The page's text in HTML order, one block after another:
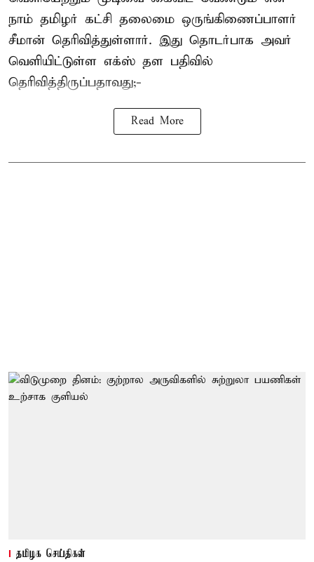
நாம் தமிழர் கட்சி தலைமை ஒருங்கிணைப்பாளர்
சீமான் தெரிவித்துள்ளார். இது தொடர்பாக அவர்
வெளியிட்டுள்ள எக்ஸ் தள பதிவில்
தெரிவித்திருப்பதாவது;-
Read More
தமிழக செய்திகள்